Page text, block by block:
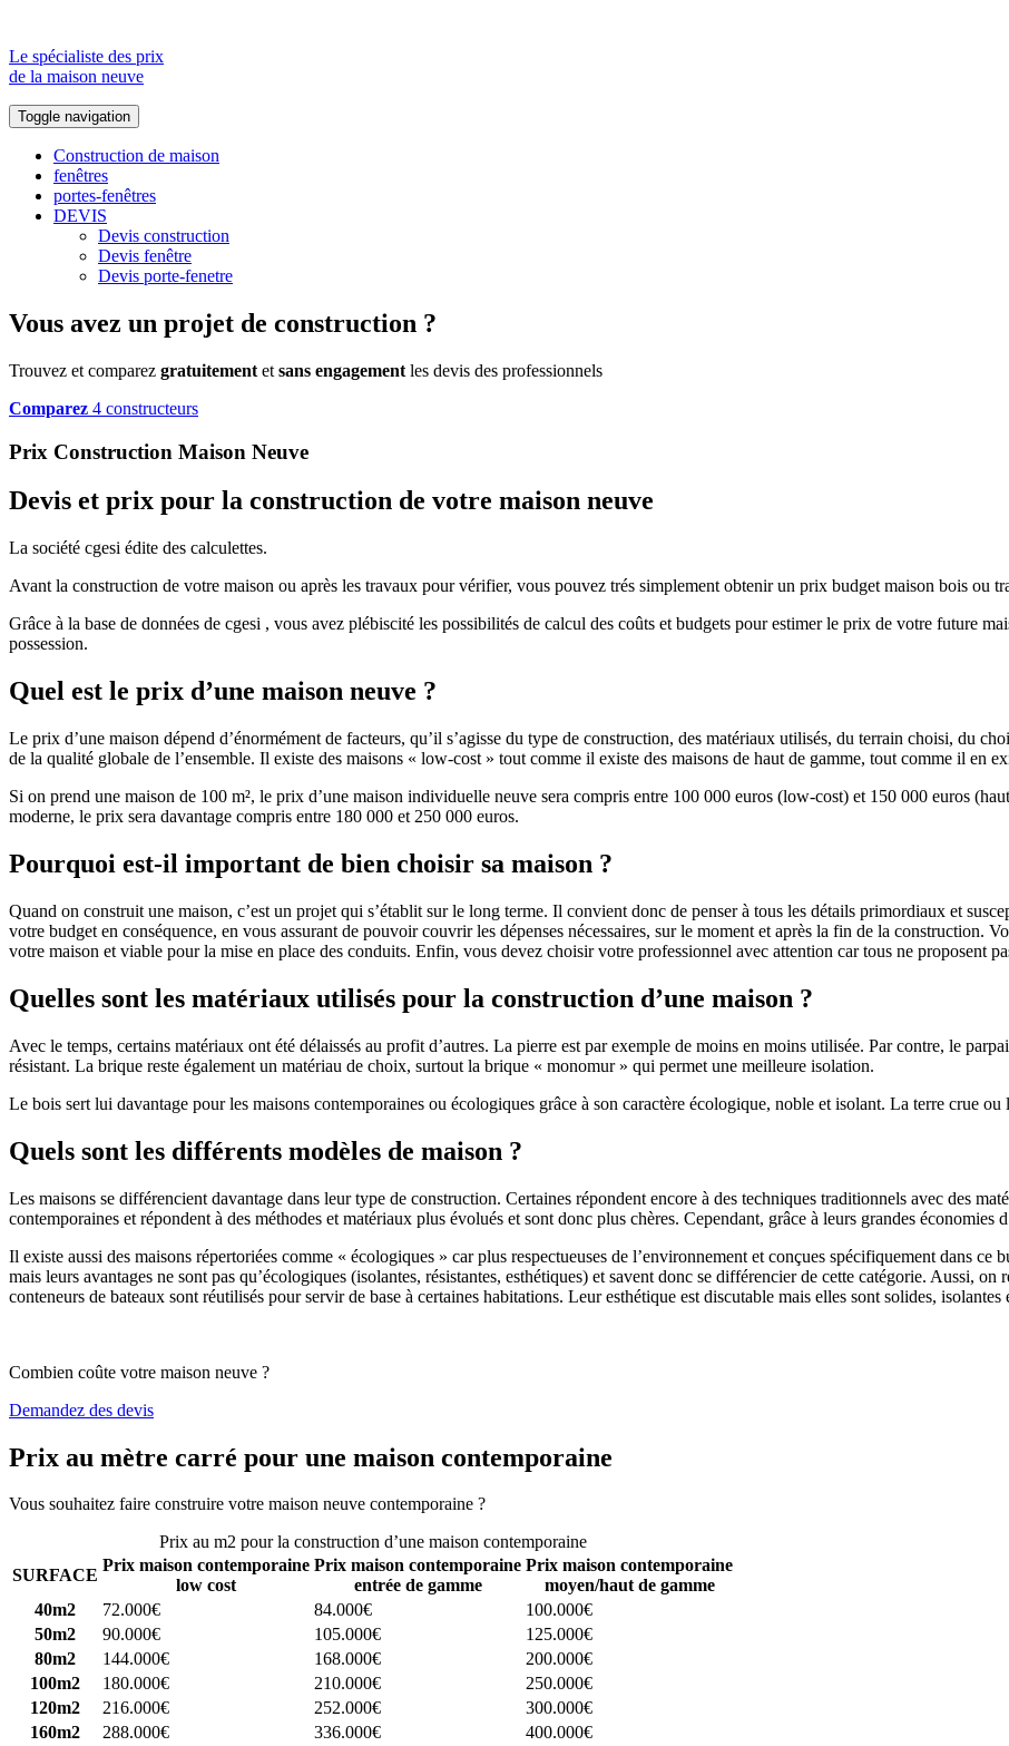
Le spécialiste des prix
de la maison neuve
Toggle navigation
Construction de maison
fenêtres
portes-fenêtres
DEVIS
Devis construction
Devis fenêtre
Devis porte-fenetre
Vous avez un projet de construction ?
Trouvez et comparez gratuitement et sans engagement les devis des professionnels
Comparez 4 constructeurs
Prix Construction Maison Neuve
Devis et prix pour la construction de votre maison neuve
La société cgesi édite des calculettes.
Avant la construction de votre maison ou après les travaux pour vérifier, vous pouvez trés simplement obtenir un prix budget maison bois ou
Grâce à la base de données de cgesi , vous avez plébiscité les possibilités de calcul des coûts et budgets pour estimer le prix de votre future
possession.
Quel est le prix d’une maison neuve ?
Le prix d’une maison dépend d’énormément de facteurs, qu’il s’agisse du type de construction, des matériaux utilisés, du terrain choisi, du
de la qualité globale de l’ensemble. Il existe des maisons « low-cost » tout comme il existe des maisons de haut de gamme, tout comme il en
Si on prend une maison de 100 m², le prix d’une maison individuelle neuve sera compris entre 100 000 euros (low-cost) et 150 000 euros
moderne, le prix sera davantage compris entre 180 000 et 250 000 euros.
Pourquoi est-il important de bien choisir sa maison ?
Quand on construit une maison, c’est un projet qui s’établit sur le long terme. Il convient donc de penser à tous les détails primordiaux et
votre budget en conséquence, en vous assurant de pouvoir couvrir les dépenses nécessaires, sur le moment et après la fin de la construction.
votre maison et viable pour la mise en place des conduits. Enfin, vous devez choisir votre professionnel avec attention car tous ne proposent
Quelles sont les matériaux utilisés pour la construction d’une maison ?
Avec le temps, certains matériaux ont été délaissés au profit d’autres. La pierre est par exemple de moins en moins utilisée. Par contre, le
résistant. La brique reste également un matériau de choix, surtout la brique « monomur » qui permet une meilleure isolation.
Le bois sert lui davantage pour les maisons contemporaines ou écologiques grâce à son caractère écologique, noble et isolant. La terre crue
Quels sont les différents modèles de maison ?
Les maisons se différencient davantage dans leur type de construction. Certaines répondent encore à des techniques traditionnels avec des
contemporaines et répondent à des méthodes et matériaux plus évolués et sont donc plus chères. Cependant, grâce à leurs grandes économies
Il existe aussi des maisons répertoriées comme « écologiques » car plus respectueuses de l’environnement et conçues spécifiquement dans ce
mais leurs avantages ne sont pas qu’écologiques (isolantes, résistantes, esthétiques) et savent donc se différencier de cette catégorie. Aussi,
conteneurs de bateaux sont réutilisés pour servir de base à certaines habitations. Leur esthétique est discutable mais elles sont solides, isolantes
Combien coûte votre maison neuve ?
Demandez des devis
Prix au mètre carré pour une maison contemporaine
Vous souhaitez faire construire votre maison neuve contemporaine ?
Prix au m2 pour la construction d’une maison contemporaine
SURFACE
Prix maison contemporaine
low cost
Prix maison contemporaine
entrée de gamme
Prix maison contemporaine
moyen/haut de gamme
40m2
72.000€ 84.000€
100.000€
50m2
90.000€ 105.000€
125.000€
80m2
144.000€ 168.000€
200.000€
100m2
180.000€ 210.000€
250.000€
120m2
216.000€ 252.000€
300.000€
160m2
288.000€ 336.000€
400.000€